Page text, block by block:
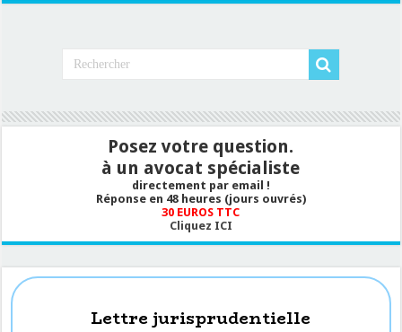
Posez votre question.
à un avocat spécialiste
directement par email !
Réponse en 48 heures (jours ouvrés)
30 EUROS TTC
Cliquez ICI
Lettre jurisprudentielle